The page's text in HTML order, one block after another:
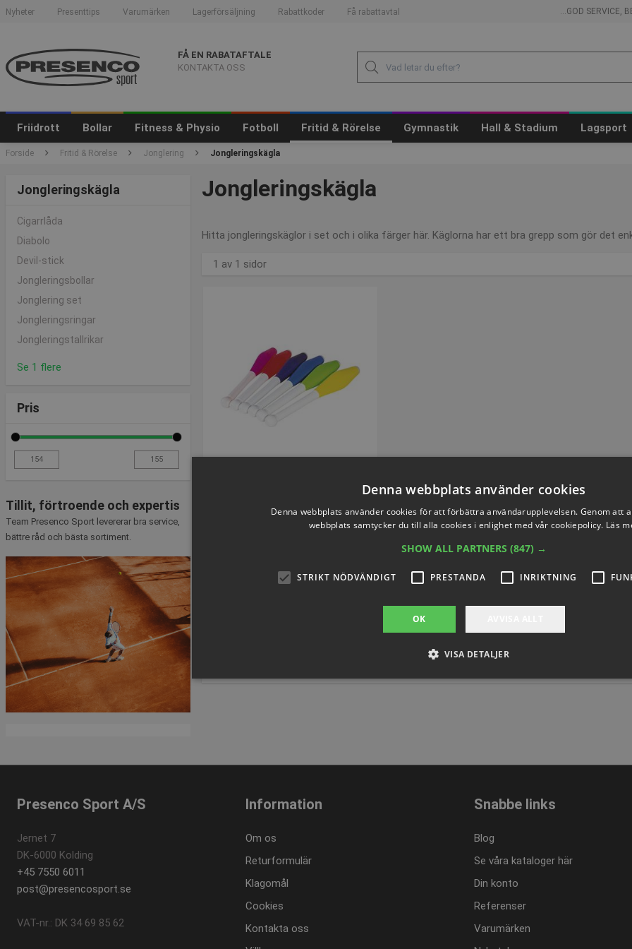
Nyheter Presenttips Varumärken Lagerförsäljning Rabattkoder Få rabattavtal ...GOD SERVICE,
FÅ EN RABATAFTALE
KONTAKTA OSS
Friidrott Bollar Fitness & Physio Fotboll Fritid & Rörelse Gymnastik Hall & Stadium Lagsport
Forside Fritid & Rörelse Jonglering Jongleringskägla
Jongleringskägla
Cigarrlåda
Diabolo
Devil-stick
Jongleringsbollar
Jonglering set
Jongleringsringar
Jongleringstallrikar
Se 1 flere
Pris
Tillit, förtroende och expertis
Team Presenco Sport levererar bra service,
bättre råd och bästa sortiment.
Jongleringskägla
Hitta jongleringskäglor i set och i olika färger här. Käglorna har ett bra grepp som gör det
1 av 1 sidor
SAFE
Artikelnummer: S7267H
inkl. moms
Presenco Sport A/S
Jernet 7
DK-6000 Kolding
+45 7550 6011
post@presencosport.se
VAT-nr.: DK 34 69 85 62
Information
Om os
Returformulär
Klagomål
Cookies
Kontakta oss
Snabbe links
Blog
Se våra kataloger här
Din konto
Referenser
Varumärken
Denna webbplats använder cookies
Denna webbplats använder cookies för att förbättra användarupplevelsen. Genom att
webbplats samtycker du till alla cookies i enlighet med vår cookiepolicy. Läs
SHOW ALL PARTNERS (847) →
STRIKT NÖDVÄNDIGT PRESTANDA INRIKTNING
OK
VISA DETALJER
Namn
Provider / Domän Utgång
Beskrivning
CookieScriptConsent
Denna cookie används av Cookie-
ihåg preferenserna för besökarens
Cookie-Script.com cookiebanner fungerar
contextValues